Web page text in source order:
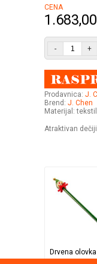
CENA
1.683,00
- +
Prodavnica: J.
Brend: J. Chen
Materijal: tekstil
Atraktivan
Drvena olovka